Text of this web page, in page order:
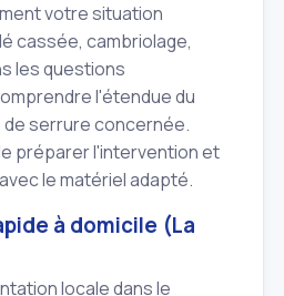
votre situation
cassée, cambriolage,
les questions
l'étendue du
serrure concernée.
préparer l'intervention et
le matériel adapté.
à domicile (La
locale dans le